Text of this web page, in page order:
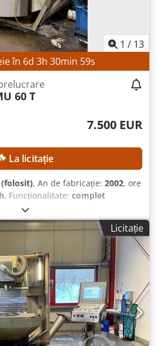
1 / 13
în 6d 3h 30min 57s
60 T
7.500 EUR
La licitație
, An de fabricație: 2002, ore
, Funcționalitate: complet
pe axa X:
, cursa axei Z:560 mm,
(max.):350 kg, numărul de
, Fără preț minim –
mare ofertă! DATE TEHNICE
axa X: 630 mm Cursă axa Y:
mm Poziții magazie scule: 24
SK 40 Domeniu de rotație axa C:
masă: 600 x 1.000 mm Diametru
de încărcare masă, max.: 350 kg
de canale în T: 8 / 1 Lățime
Distanță între canalele în T: 63
Licitație